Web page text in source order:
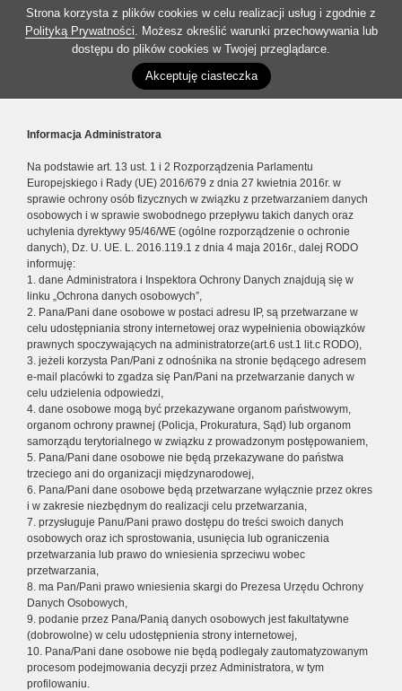
Strona korzysta z plików cookies w celu realizacji usług i zgodnie z
Polityką Prywatności. Możesz określić warunki przechowywania lub
dostępu do plików cookies w Twojej przeglądarce.
Akceptuję ciasteczka
Informacja Administratora
Na podstawie art. 13 ust. 1 i 2 Rozporządzenia Parlamentu
Europejskiego i Rady (UE) 2016/679 z dnia 27 kwietnia 2016r. w
sprawie ochrony osób fizycznych w związku z przetwarzaniem danych
osobowych i w sprawie swobodnego przepływu takich danych oraz
uchylenia dyrektywy 95/46/WE (ogólne rozporządzenie o ochronie
danych), Dz. U. UE. L. 2016.119.1 z dnia 4 maja 2016r., dalej RODO
informuję:
1. dane Administratora i Inspektora Ochrony Danych znajdują się w
linku „Ochrona danych osobowych”,
2. Pana/Pani dane osobowe w postaci adresu IP, są przetwarzane w
celu udostępniania strony internetowej oraz wypełnienia obowiązków
prawnych spoczywających na administratorze(art.6 ust.1 lit.c RODO),
3. jeżeli korzysta Pan/Pani z odnośnika na stronie będącego adresem
e-mail placówki to zgadza się Pan/Pani na przetwarzanie danych w
celu udzielenia odpowiedzi,
4. dane osobowe mogą być przekazywane organom państwowym,
organom ochrony prawnej (Policja, Prokuratura, Sąd) lub organom
samorządu terytorialnego w związku z prowadzonym postępowaniem,
5. Pana/Pani dane osobowe nie będą przekazywane do państwa
trzeciego ani do organizacji międzynarodowej,
6. Pana/Pani dane osobowe będą przetwarzane wyłącznie przez okres
i w zakresie niezbędnym do realizacji celu przetwarzania,
7. przysługuje Panu/Pani prawo dostępu do treści swoich danych
osobowych oraz ich sprostowania, usunięcia lub ograniczenia
przetwarzania lub prawo do wniesienia sprzeciwu wobec
przetwarzania,
8. ma Pan/Pani prawo wniesienia skargi do Prezesa Urzędu Ochrony
Danych Osobowych,
9. podanie przez Pana/Panią danych osobowych jest fakultatywne
(dobrowolne) w celu udostępnienia strony internetowej,
10. Pana/Pani dane osobowe nie będą podlegały zautomatyzowanym
procesom podejmowania decyzji przez Administratora, w tym
profilowaniu.